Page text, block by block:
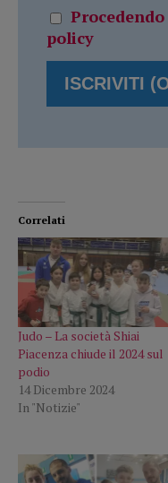
policy
Correlati
Judo – La società Shiai
Piacenza chiude il 2024 sul
podio
14 Dicembre 2024
In "Notizie"